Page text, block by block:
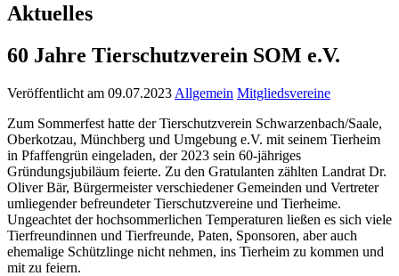
Aktuelles
60 Jahre Tierschutzverein SOM e.V.
Veröffentlicht am 09.07.2023 Allgemein Mitgliedsvereine
Zum Sommerfest hatte der Tierschutzverein Schwarzenbach/Saale,
Oberkotzau, Münchberg und Umgebung e.V. mit seinem Tierheim
in Pfaffengrün eingeladen, der 2023 sein 60-jähriges
Gründungsjubiläum feierte. Zu den Gratulanten zählten Landrat Dr.
Oliver Bär, Bürgermeister verschiedener Gemeinden und Vertreter
umliegender befreundeter Tierschutzvereine und Tierheime.
Ungeachtet der hochsommerlichen Temperaturen ließen es sich viele
Tierfreundinnen und Tierfreunde, Paten, Sponsoren, aber auch
ehemalige Schützlinge nicht nehmen, ins Tierheim zu kommen und
mit zu feiern.